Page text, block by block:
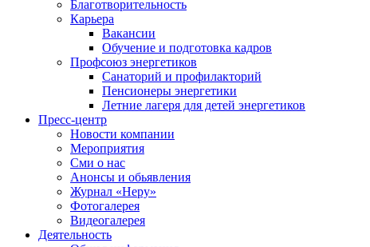
Благотворительность
Карьера
Вакансии
Обучение и подготовка кадров
Профсоюз энергетиков
Санаторий и профилакторий
Пенсионеры энергетики
Летние лагеря для детей энергетиков
Пресс-центр
Новости компании
Мероприятия
Сми о нас
Анонсы и обьявления
Журнал «Неру»
Фотогалерея
Видеогалерея
Деятельность